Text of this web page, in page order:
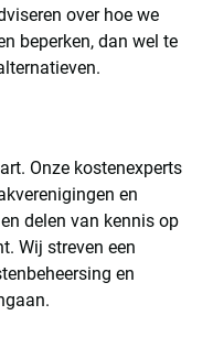
over hoe we
beperken, dan wel te
Onze kostenexperts
en
delen van kennis op
Wij streven een
en